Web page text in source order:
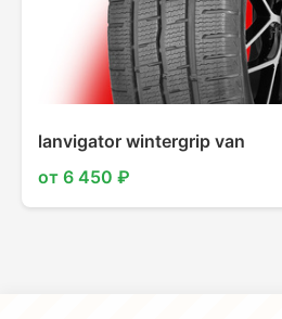
lanvigator wintergrip van
от 6 450 ₽